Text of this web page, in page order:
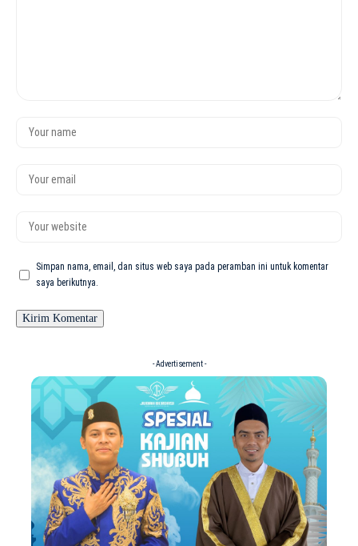
Simpan nama, email, dan situs web saya pada peramban ini untuk komentar
saya berikutnya.
- Advertisement -